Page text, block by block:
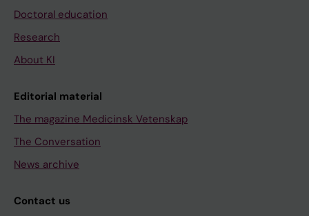
Doctoral education
Research
About KI
Editorial material
The magazine Medicinsk Vetenskap
The Conversation
News archive
Contact us